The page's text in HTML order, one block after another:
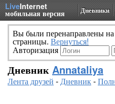
LiveInternet
мобильная версия Дневники
Вы были перенаправлены
страницы. Вернуться!
Авторизация
Дневник Annataliya
Лента друзей -Дневник-